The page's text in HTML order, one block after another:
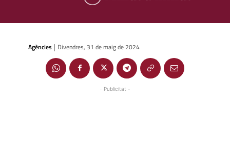
Agències | Divendres, 31 de maig de 2024
- Publicitat -